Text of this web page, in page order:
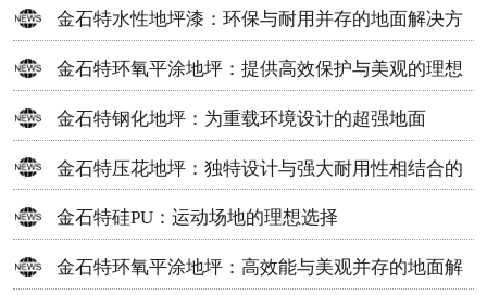
金石特水性地坪漆：环保与耐用并存的地面解决方
案
金石特环氧平涂地坪：提供高效保护与美观的理想
选择
金石特钢化地坪：为重载环境设计的超强地面
金石特压花地坪：独特设计与强大耐用性相结合的
地面材料
金石特硅PU：运动场地的理想选择
金石特环氧平涂地坪：高效能与美观并存的地面解